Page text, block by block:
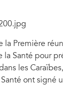
la Première
la Santé pour
les
Santé ont signé